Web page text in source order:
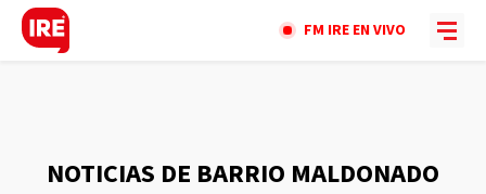
FM IRE EN VIVO
NOTICIAS DE BARRIO MALDONADO